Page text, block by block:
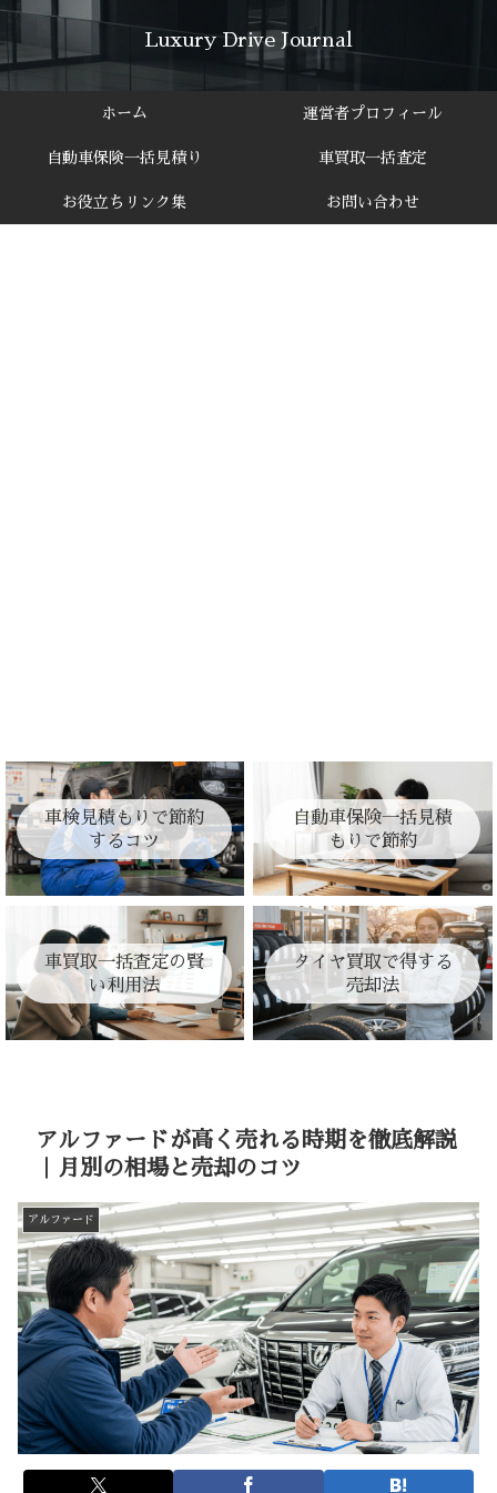
Luxury Drive Journal
ホーム 運営者プロフィール
自動車保険一括見積り 車買取一括査定
お役立ちリンク集 お問い合わせ
車検見積もりで節約
するコツ
自動車保険一括見積
もりで節約
車買取一括査定の賢
い利用法
タイヤ買取で得する
売却法
アルファードが高く売れる時期を徹底解説
｜月別の相場と売却のコツ
アルファード